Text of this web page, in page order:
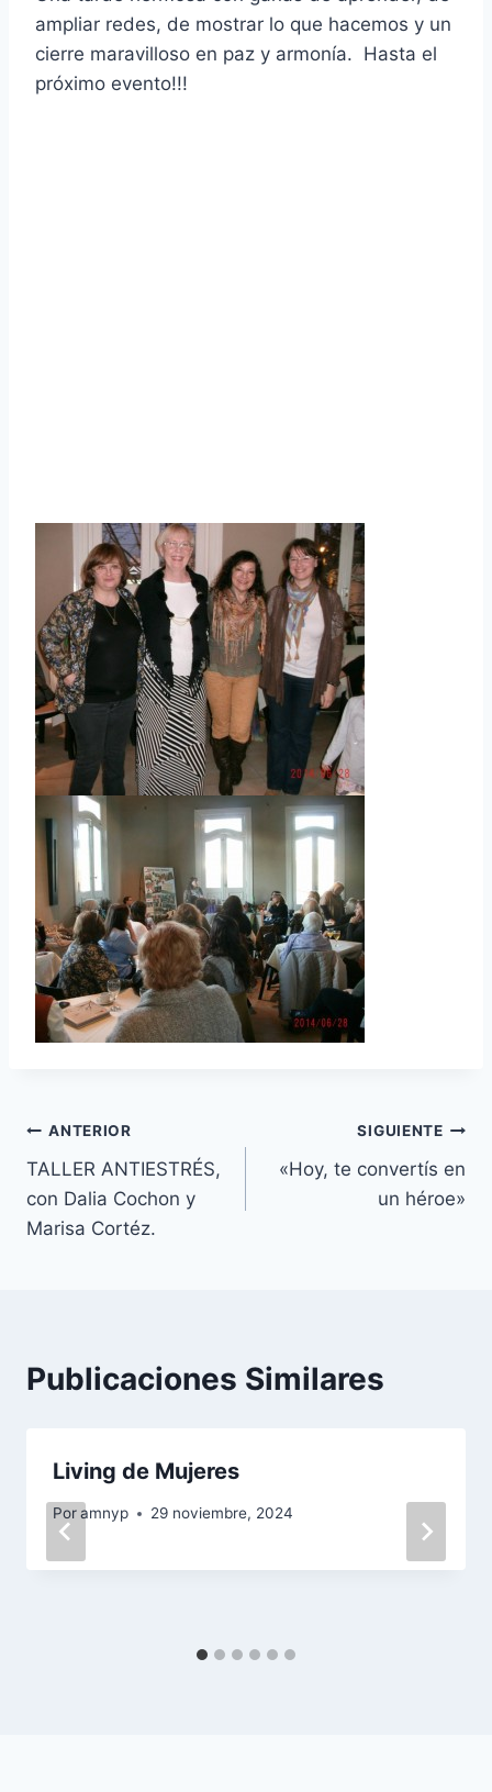
ampliar redes, de mostrar lo que hacemos y un
cierre maravilloso en paz y armonía. Hasta el
próximo evento!!!
Navegación
de
entradas
ANTERIOR
TALLER ANTIESTRÉS,
con Dalia Cochon y
Marisa Cortéz.
SIGUIENTE
«Hoy, te convertís en
un héroe»
Publicaciones Similares
Living de Mujeres
Poramnyp 29 noviembre, 2024